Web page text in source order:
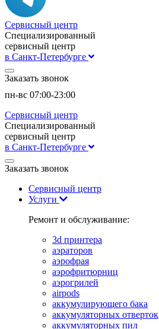
Сервисный центр
Специализированный
сервисный центр
в Санкт-Петербурге
Заказать звонок
пн-вс 07:00-23:00
Сервисный центр
Специализированный
сервисный центр
в Санкт-Петербурге
Заказать звонок
Сервисный центр
Услуги
Ремонт и обслуживание:
3d принтера
аэраторов
аэрофрая
аэрофритюрниц
аэрогрилей
airpods
аккумулирующего бака
аккумуляторных отверток
аккумуляторных пил